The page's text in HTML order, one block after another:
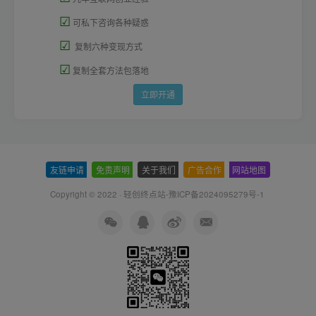
☑ 可私下咨询各种疑惑
☑ 复制六种变现方式
☑ 复制全套方法包落地
立即开通
友链申请 免责声明 关于我们 广告合作 网站地图
Copyright © 2022 · 轻创终点站-豫ICP备2024095279号-1